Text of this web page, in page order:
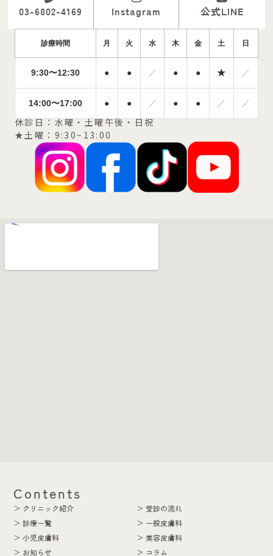
03-6802-4169 Instagram 公式LINE
診療時間 月 火 水 木 金 土 日
9:30〜12:30 ● ● ／ ● ● ★ ／
14:00〜17:00 ● ● ／ ● ● ／ ／
休診日：水曜・土曜午後・日祝
★土曜：9:30~13:00
Contents
＞ クリニック紹介
＞ 受診の流れ
＞ 診療一覧
＞ 一般皮膚科
＞ 小児皮膚科
＞ 美容皮膚科
＞ お知らせ
＞ コラム